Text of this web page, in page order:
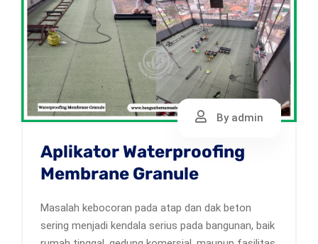
By admin
Aplikator Waterproofing
Membrane Granule
Masalah kebocoran pada atap dan dak beton
sering menjadi kendala serius pada bangunan, baik